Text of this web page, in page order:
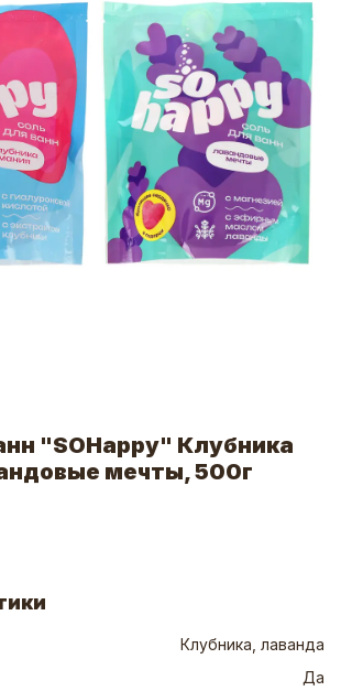
"SOHappy" Клубника
мечты, 500г
Клубника, лаванда
Да